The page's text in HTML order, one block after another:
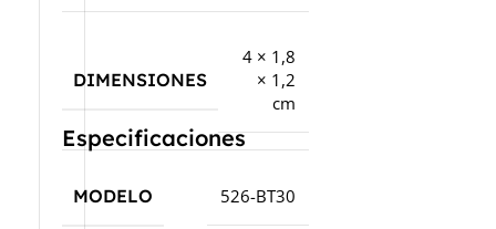
Especificaciones
DIMENSIONES
4 × 1,8
× 1,2
cm
MODELO 526-BT30